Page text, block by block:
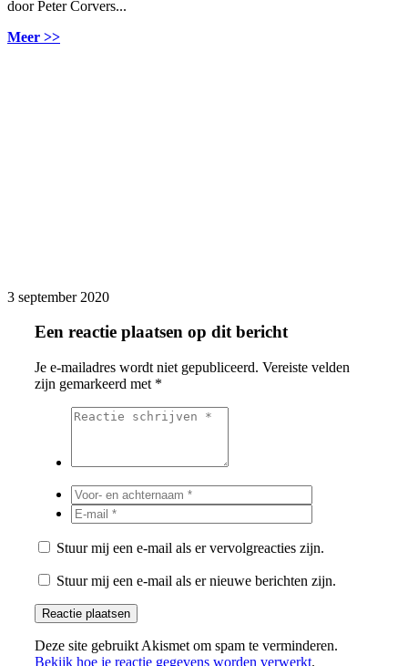
door Peter Corvers...
Meer >>
3 september 2020
Een reactie plaatsen op dit bericht
Je e-mailadres wordt niet gepubliceerd. Vereiste velden
zijn gemarkeerd met *
Stuur mij een e-mail als er vervolgreacties zijn.
Stuur mij een e-mail als er nieuwe berichten zijn.
Deze site gebruikt Akismet om spam te verminderen.
Bekijk hoe je reactie gegevens worden verwerkt.